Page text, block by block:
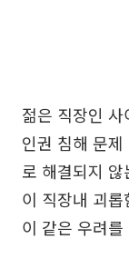
젊은 직장인
인권 침해 문
로 해결되지
이 직장내 괴
이 같은 우려